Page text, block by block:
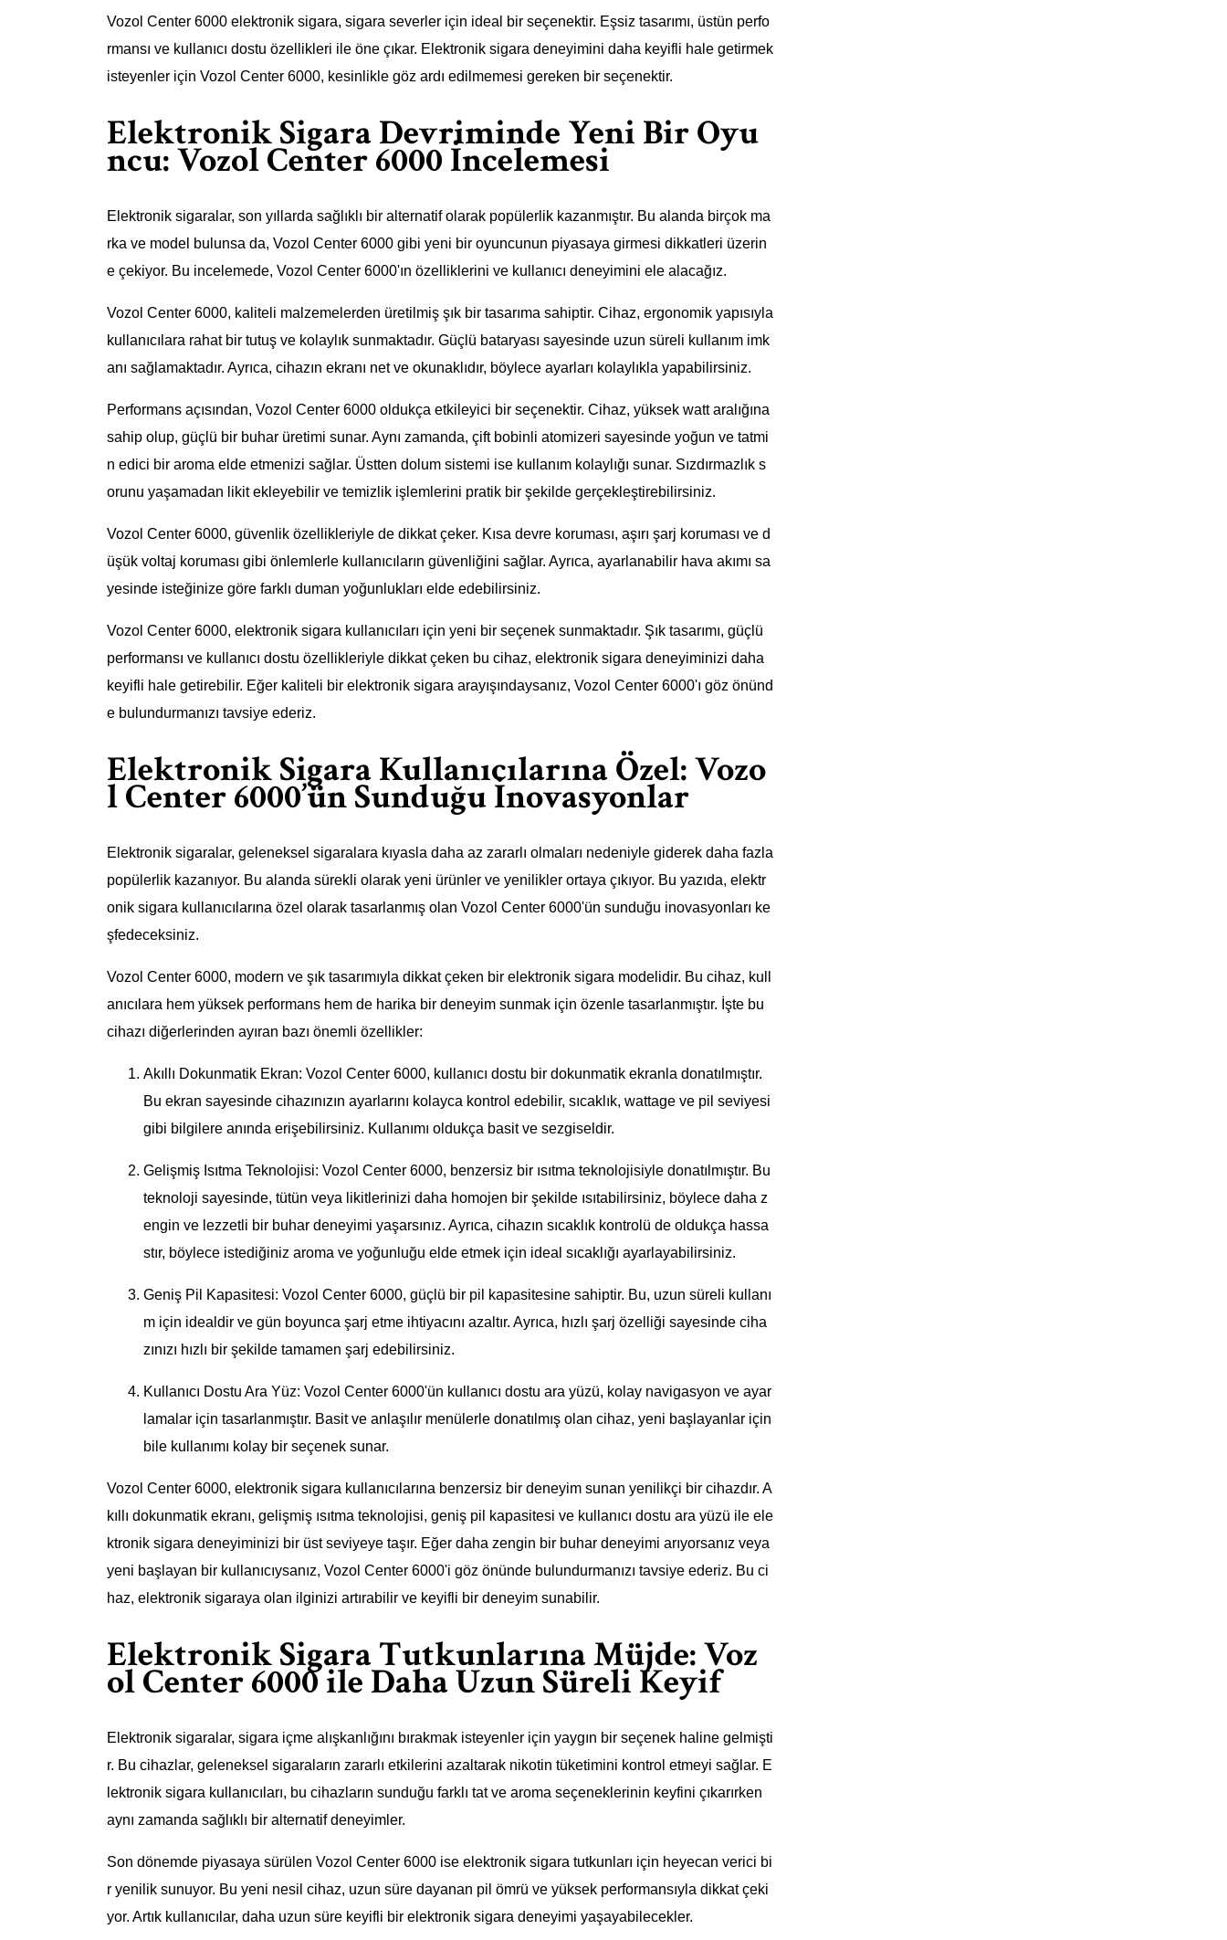
Vozol Center 6000 elektronik sigara, sigara severler için ideal bir seçenektir. Eşsiz tasarımı, üstün perfo
rmansı ve kullanıcı dostu özellikleri ile öne çıkar. Elektronik sigara deneyimini daha keyifli hale getirmek
isteyenler için Vozol Center 6000, kesinlikle göz ardı edilmemesi gereken bir seçenektir.
Elektronik Sigara Devriminde Yeni Bir Oyu
ncu: Vozol Center 6000 İncelemesi
Elektronik sigaralar, son yıllarda sağlıklı bir alternatif olarak popülerlik kazanmıştır. Bu alanda birçok ma
rka ve model bulunsa da, Vozol Center 6000 gibi yeni bir oyuncunun piyasaya girmesi dikkatleri üzerin
e çekiyor. Bu incelemede, Vozol Center 6000'ın özelliklerini ve kullanıcı deneyimini ele alacağız.
Vozol Center 6000, kaliteli malzemelerden üretilmiş şık bir tasarıma sahiptir. Cihaz, ergonomik yapısıyla
kullanıcılara rahat bir tutuş ve kolaylık sunmaktadır. Güçlü bataryası sayesinde uzun süreli kullanım imk
anı sağlamaktadır. Ayrıca, cihazın ekranı net ve okunaklıdır, böylece ayarları kolaylıkla yapabilirsiniz.
Performans açısından, Vozol Center 6000 oldukça etkileyici bir seçenektir. Cihaz, yüksek watt aralığına
sahip olup, güçlü bir buhar üretimi sunar. Aynı zamanda, çift bobinli atomizeri sayesinde yoğun ve tatmi
n edici bir aroma elde etmenizi sağlar. Üstten dolum sistemi ise kullanım kolaylığı sunar. Sızdırmazlık s
orunu yaşamadan likit ekleyebilir ve temizlik işlemlerini pratik bir şekilde gerçekleştirebilirsiniz.
Vozol Center 6000, güvenlik özellikleriyle de dikkat çeker. Kısa devre koruması, aşırı şarj koruması ve d
üşük voltaj koruması gibi önlemlerle kullanıcıların güvenliğini sağlar. Ayrıca, ayarlanabilir hava akımı sa
yesinde isteğinize göre farklı duman yoğunlukları elde edebilirsiniz.
Vozol Center 6000, elektronik sigara kullanıcıları için yeni bir seçenek sunmaktadır. Şık tasarımı, güçlü
performansı ve kullanıcı dostu özellikleriyle dikkat çeken bu cihaz, elektronik sigara deneyiminizi daha
keyifli hale getirebilir. Eğer kaliteli bir elektronik sigara arayışındaysanız, Vozol Center 6000'ı göz önünd
e bulundurmanızı tavsiye ederiz.
Elektronik Sigara Kullanıcılarına Özel: Vozo
l Center 6000’ün Sunduğu İnovasyonlar
Elektronik sigaralar, geleneksel sigaralara kıyasla daha az zararlı olmaları nedeniyle giderek daha fazla
popülerlik kazanıyor. Bu alanda sürekli olarak yeni ürünler ve yenilikler ortaya çıkıyor. Bu yazıda, elektr
onik sigara kullanıcılarına özel olarak tasarlanmış olan Vozol Center 6000'ün sunduğu inovasyonları ke
şfedeceksiniz.
Vozol Center 6000, modern ve şık tasarımıyla dikkat çeken bir elektronik sigara modelidir. Bu cihaz, kull
anıcılara hem yüksek performans hem de harika bir deneyim sunmak için özenle tasarlanmıştır. İşte bu
cihazı diğerlerinden ayıran bazı önemli özellikler:
Akıllı Dokunmatik Ekran: Vozol Center 6000, kullanıcı dostu bir dokunmatik ekranla donatılmıştır.
Bu ekran sayesinde cihazınızın ayarlarını kolayca kontrol edebilir, sıcaklık, wattage ve pil seviyesi
gibi bilgilere anında erişebilirsiniz. Kullanımı oldukça basit ve sezgiseldir.
Gelişmiş Isıtma Teknolojisi: Vozol Center 6000, benzersiz bir ısıtma teknolojisiyle donatılmıştır. Bu
teknoloji sayesinde, tütün veya likitlerinizi daha homojen bir şekilde ısıtabilirsiniz, böylece daha z
engin ve lezzetli bir buhar deneyimi yaşarsınız. Ayrıca, cihazın sıcaklık kontrolü de oldukça hassa
stır, böylece istediğiniz aroma ve yoğunluğu elde etmek için ideal sıcaklığı ayarlayabilirsiniz.
Geniş Pil Kapasitesi: Vozol Center 6000, güçlü bir pil kapasitesine sahiptir. Bu, uzun süreli kullanı
m için idealdir ve gün boyunca şarj etme ihtiyacını azaltır. Ayrıca, hızlı şarj özelliği sayesinde ciha
zınızı hızlı bir şekilde tamamen şarj edebilirsiniz.
Kullanıcı Dostu Ara Yüz: Vozol Center 6000'ün kullanıcı dostu ara yüzü, kolay navigasyon ve ayar
lamalar için tasarlanmıştır. Basit ve anlaşılır menülerle donatılmış olan cihaz, yeni başlayanlar için
bile kullanımı kolay bir seçenek sunar.
Vozol Center 6000, elektronik sigara kullanıcılarına benzersiz bir deneyim sunan yenilikçi bir cihazdır. A
kıllı dokunmatik ekranı, gelişmiş ısıtma teknolojisi, geniş pil kapasitesi ve kullanıcı dostu ara yüzü ile ele
ktronik sigara deneyiminizi bir üst seviyeye taşır. Eğer daha zengin bir buhar deneyimi arıyorsanız veya
yeni başlayan bir kullanıcıysanız, Vozol Center 6000'i göz önünde bulundurmanızı tavsiye ederiz. Bu ci
haz, elektronik sigaraya olan ilginizi artırabilir ve keyifli bir deneyim sunabilir.
Elektronik Sigara Tutkunlarına Müjde: Voz
ol Center 6000 ile Daha Uzun Süreli Keyif
Elektronik sigaralar, sigara içme alışkanlığını bırakmak isteyenler için yaygın bir seçenek haline gelmişti
r. Bu cihazlar, geleneksel sigaraların zararlı etkilerini azaltarak nikotin tüketimini kontrol etmeyi sağlar. E
lektronik sigara kullanıcıları, bu cihazların sunduğu farklı tat ve aroma seçeneklerinin keyfini çıkarırken
aynı zamanda sağlıklı bir alternatif deneyimler.
Son dönemde piyasaya sürülen Vozol Center 6000 ise elektronik sigara tutkunları için heyecan verici bi
r yenilik sunuyor. Bu yeni nesil cihaz, uzun süre dayanan pil ömrü ve yüksek performansıyla dikkat çeki
yor. Artık kullanıcılar, daha uzun süre keyifli bir elektronik sigara deneyimi yaşayabilecekler.